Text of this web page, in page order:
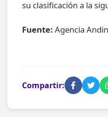
su clasificación a la
Fuente: Agencia
Compartir: